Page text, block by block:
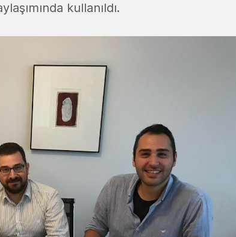
kullanıldı.